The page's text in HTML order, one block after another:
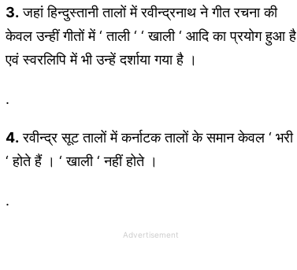
3. जहां हिन्दुस्तानी तालों में रवीन्द्रनाथ ने गीत रचना की
केवल उन्हीं गीतों में ‘ ताली ‘ ‘ खाली ‘ आदि का प्रयोग हुआ है
एवं स्वरलिपि में भी उन्हें दर्शाया गया है ।
.
4. रवीन्द्र सूट तालों में कर्नाटक तालों के समान केवल ‘ भरी
‘ होते हैं । ‘ खाली ‘ नहीं होते ।
.
Advertisement